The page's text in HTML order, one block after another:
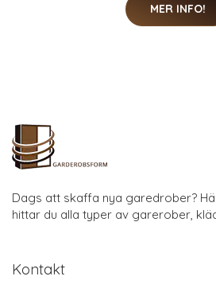
MER INFO!
Dags att skaffa nya garedrober?
hittar du alla typer av garerober,
Kontakt